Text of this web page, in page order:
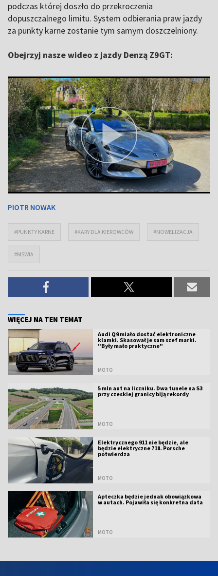
podczas której doszło do przekroczenia
dopuszczalnego limitu. System odbierania praw jazdy
za punkty karne zostanie tym samym doszczelniony.
Obejrzyj nasze wideo z jazdy Denzą Z9GT:
PIOTR NOWAK
#PUNKTY KARNE #KARY DLA KIEROWCÓW #NOWELIZACJA
#MSWIA
WIĘCEJ NA TEN TEMAT
Audi Q9 miało dostać elektroniczne
klamki. Skasował je sam szef marki.
"Były mało praktyczne"
MOTO
5 mln aut na liczniku. Dwa tunele na S3
przy czeskiej granicy biją rekordy
MOTO
Elektrycznego 911 nie będzie, ale
będzie elektryczne 718. Porsche
potwierdza
MOTO
Apteczka będzie jednak obowiązkowa
w autach. Pojawiła się konkretna data
MOTO